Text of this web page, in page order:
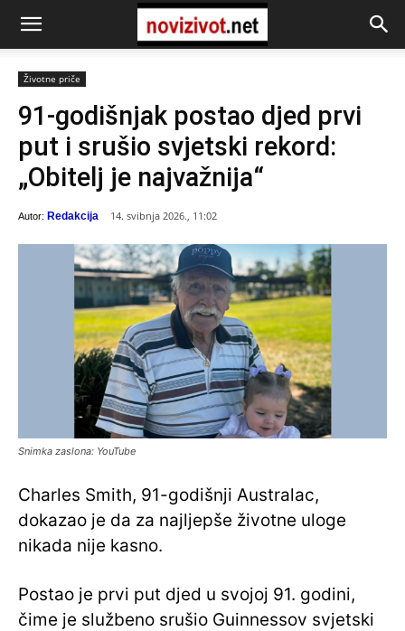
Životne priče
91-godišnjak postao djed prvi
put i srušio svjetski rekord:
„Obitelj je najvažnija“
Autor: Redakcija 14. svibnja 2026., 11:02
Snimka zaslona: YouTube
Charles Smith, 91-godišnji Australac,
dokazao je da za najljepše životne uloge
nikada nije kasno.
Postao je prvi put djed u svojoj 91. godini,
čime je službeno srušio Guinnessov svjetski